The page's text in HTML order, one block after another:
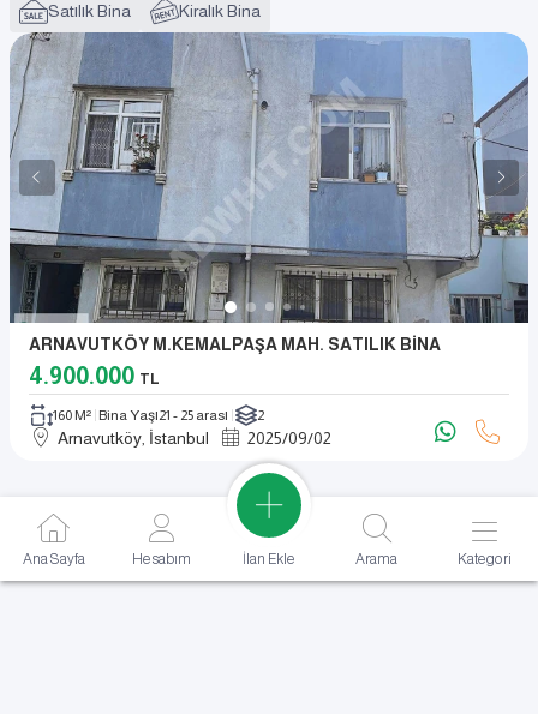
Satılık Bina Kiralık Bina
ARNAVUTKÖY M.KEMALPAŞA MAH. SATILIK BİNA
4.900.000 TL
160 M² Bina Yaşı21 - 25 arası 2
Arnavutköy, İstanbul 2025/09/02
Ana Sayfa Hesabım İlan Ekle Arama Kategori